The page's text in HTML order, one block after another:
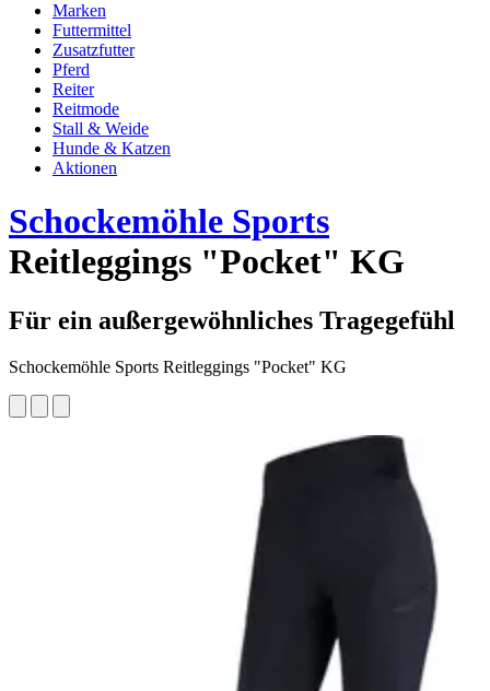
Marken
Futtermittel
Zusatzfutter
Pferd
Reiter
Reitmode
Stall & Weide
Hunde & Katzen
Aktionen
Schockemöhle Sports
Reitleggings "Pocket" KG
Für ein außergewöhnliches Tragegefühl
Schockemöhle Sports Reitleggings "Pocket" KG